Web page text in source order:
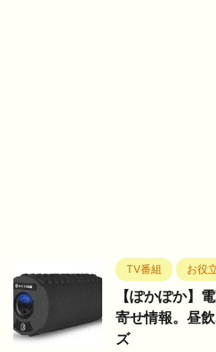
TV番組 お役
【ぽかぽか】
寄せ情報。昼
ズ